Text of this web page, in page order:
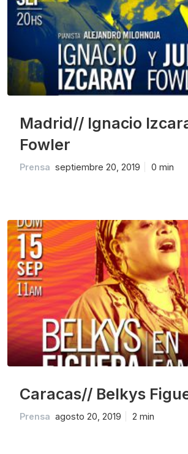
Madrid// Ignacio
Fowler
Prensa septiembre 20, 2019 0 min
Caracas// Belkys
Prensa agosto 20, 2019 2 min